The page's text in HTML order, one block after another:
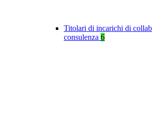
Titolari di incarichi di
consulenza 6